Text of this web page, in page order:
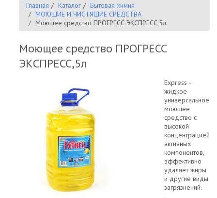
Главная Каталог
Бытовая химия
МОЮЩИЕ И ЧИСТЯЩИЕ СРЕДСТВА
Моющее средство ПРОГРЕСС ЭКСПРЕСС,5л
Моющее средство ПРОГРЕСС
ЭКСПРЕСС,5л
Express -
жидкое
универсальное
моющее
средство с
высокой
концентрацией
активных
компонентов,
эффективно
удаляет жиры
и другие виды
загрязнений.